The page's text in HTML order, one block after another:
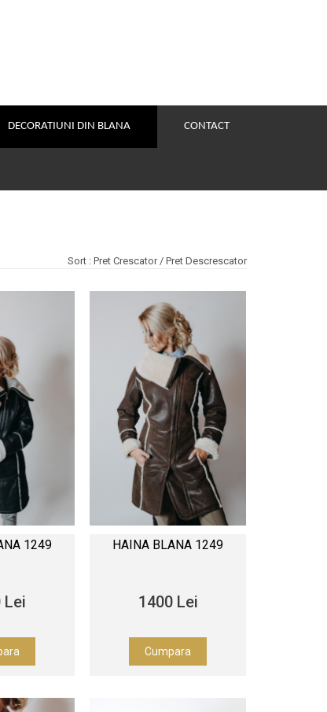
DECORATIUNI DIN BLANA CONTACT
Sort : Pret Crescator/ Pret Descrescator
1249
Lei
HAINA BLANA 1249
1400 Lei
Cumpara